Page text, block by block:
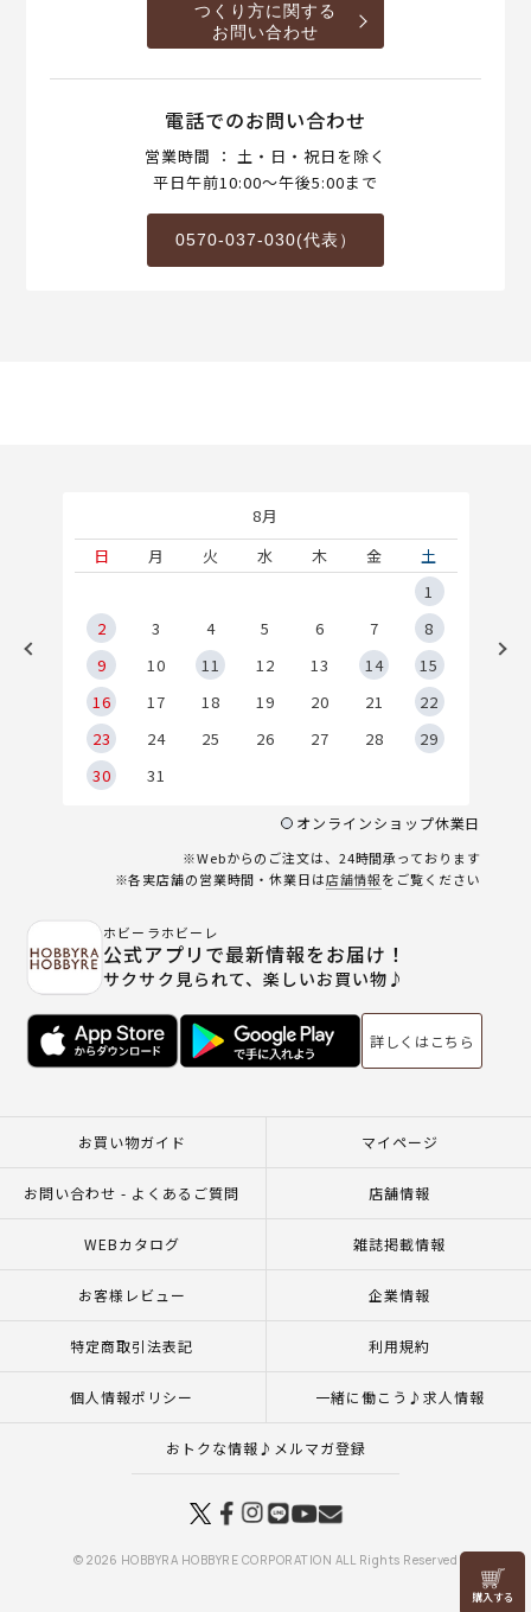
リリヤン
フェア
つくり方に関する
お問い合わせ
電話でのお問い合わせ
営業時間 ： 土・日・祝日を除く
平日午前10:00～午後5:00まで
0570-037-030(代表）
8月
日
月 火 水 木 金
土
1
2
3 4 5 6 7
8
9
10 11 12 13 14
15
16
17 18 19 20 21
22
23
24 25 26 27 28
29
30
31
オンラインショップ休業日
※Webからのご注文は、24時間承っております
※各実店舗の営業時間・休業日は店舗情報をご覧ください
ホビーラホビーレ
公式アプリで最新情報をお届け！
サクサク見られて、楽しいお買い物♪
詳しくはこちら
お買い物ガイド マイページ
お問い合わせ - よくあるご質問 店舗情報
WEBカタログ 雑誌掲載情報
お客様レビュー 企業情報
特定商取引法表記 利用規約
個人情報ポリシー 一緒に働こう♪求人情報
おトクな情報♪メルマガ登録
© 2026 HOBBYRA HOBBYRE CORPORATION ALL Rights Reserved